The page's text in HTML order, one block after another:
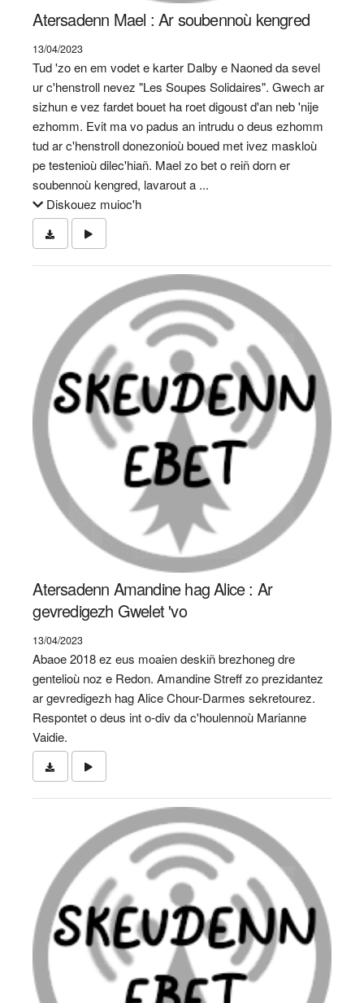
Atersadenn Mael : Ar soubennoù kengred
13/04/2023
Tud 'zo en em vodet e karter Dalby e Naoned da sevel
ur c'henstroll nevez "Les Soupes Solidaires". Gwech ar
sizhun e vez fardet bouet ha roet digoust d'an neb 'nije
ezhomm. Evit ma vo padus an intrudu o deus ezhomm
tud ar c'henstroll donezonioù boued met ivez maskloù
pe testenioù dilec'hiañ. Mael zo bet o reiñ dorn er
soubennoù kengred, lavarout a ...
Diskouez muioc'h
Atersadenn Amandine hag Alice : Ar
gevredigezh Gwelet 'vo
13/04/2023
Abaoe 2018 ez eus moaien deskiñ brezhoneg dre
gentelioù noz e Redon. Amandine Streff zo prezidantez
ar gevredigezh hag Alice Chour-Darmes sekretourez.
Respontet o deus int o-div da c'houlennoù Marianne
Vaidie.